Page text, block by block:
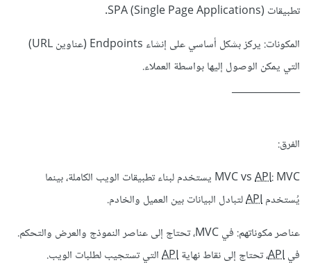
تطبيقات SPA (Single Page Applications).
المكونات: يركز بشكل أساسي على إنشاء Endpoints (عناوين URL)
التي يمكن الوصول إليها بواسطة العملاء.
______________
الفرق:
MVC vsAPI
: MVC يستخدم لبناء تطبيقات الويب الكاملة، بينما
يُستخدمAPIلتبادل البيانات بين العميل والخادم.
عناصر مكوناتهم: في MVC، تحتاج إلى عناصر النموذج والعرض والتحكم.
فيAPI، تحتاج إلى نقاط نهايةAPIالتي تستجيب لطلبات الويب.